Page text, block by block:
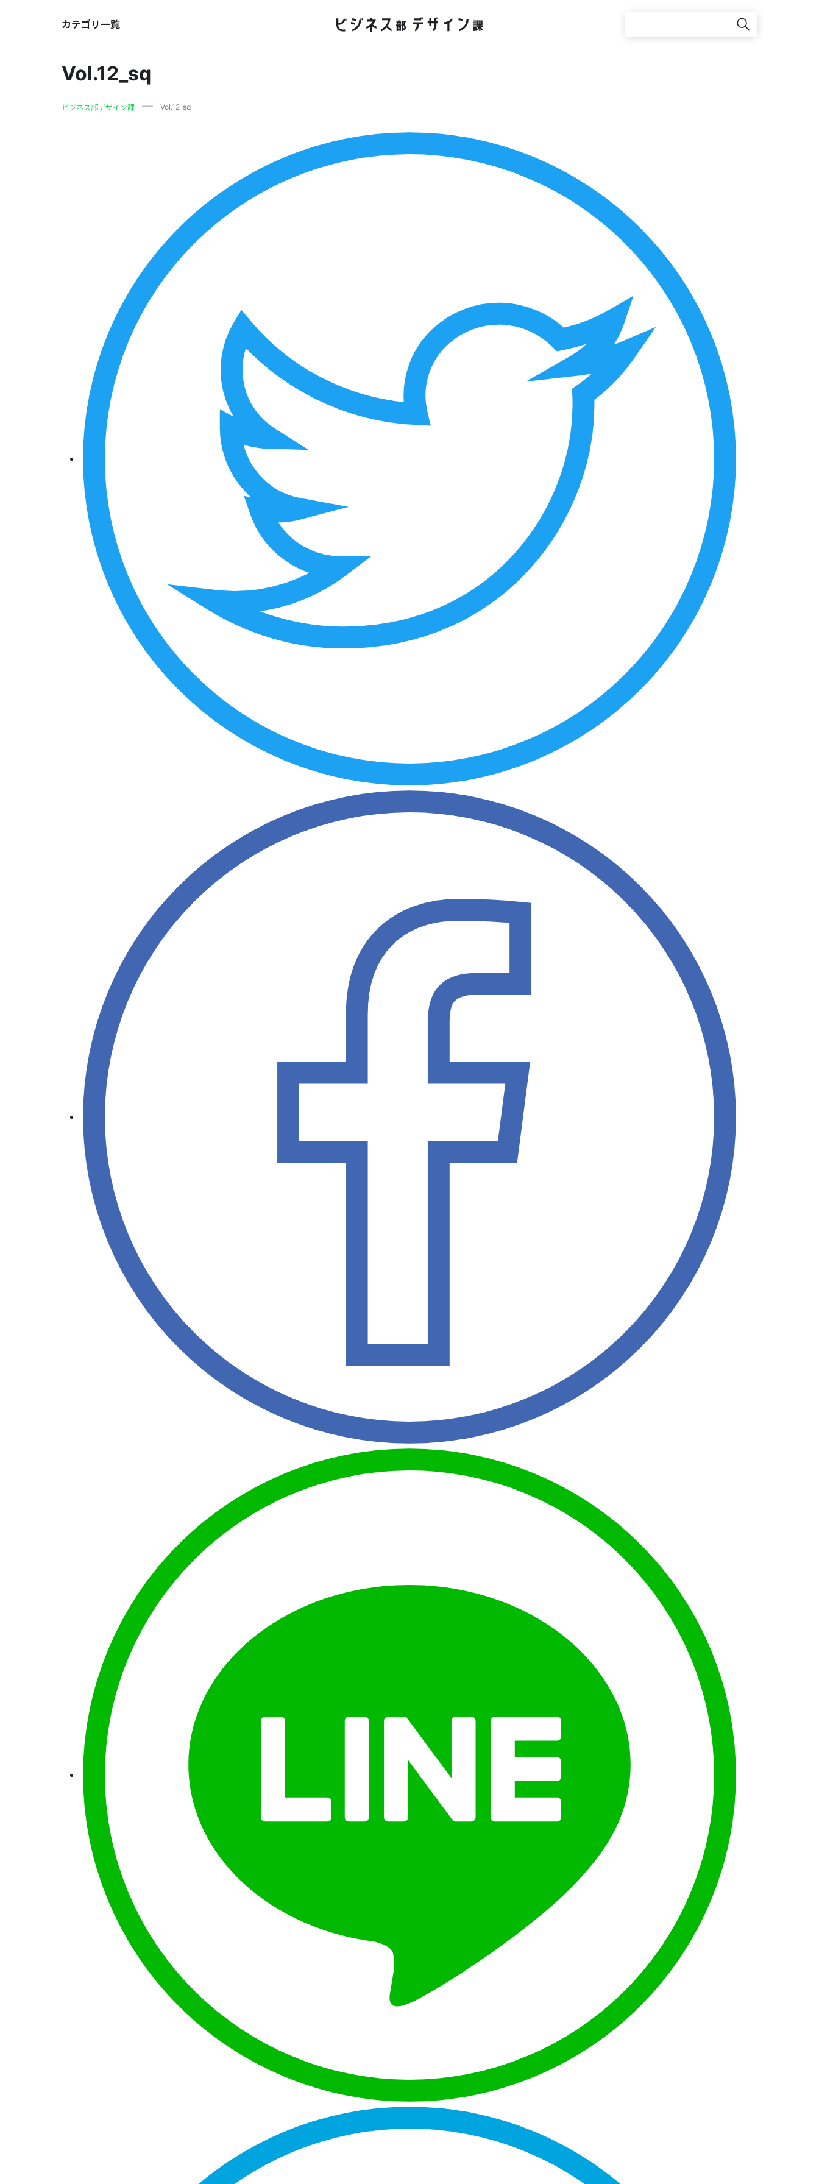
カテゴリ一覧
Vol.12_sq
ビジネス部デザイン課 Vol.12_sq